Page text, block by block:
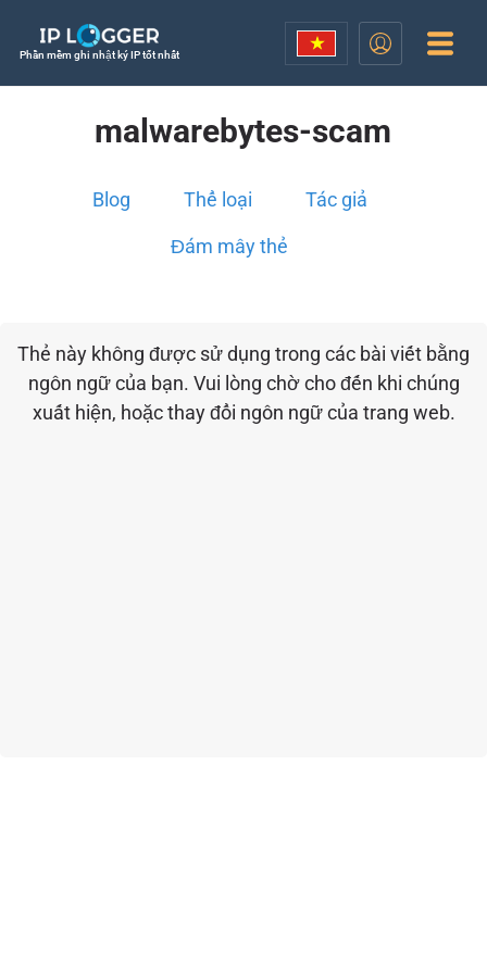
Phần mềm ghi nhật ký IP tốt nhất
malwarebytes-scam
Blog Thể loại Tác giả
Đám mây thẻ